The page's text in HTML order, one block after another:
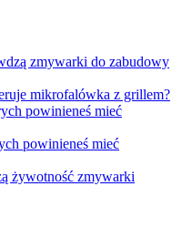
zmywarki do zabudowy
mikrofalówka z grillem?
powinieneś mieć
powinieneś mieć
żywotność zmywarki